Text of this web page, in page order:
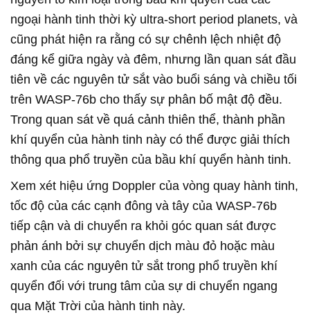
ngoại hành tinh thời kỳ ultra-short period planets, và
cũng phát hiện ra rằng có sự chênh lệch nhiệt độ
đáng kể giữa ngày và đêm, nhưng lần quan sát đầu
tiên về các nguyên tử sắt vào buổi sáng và chiều tối
trên WASP-76b cho thấy sự phân bố mật độ đều.
Trong quan sát về quá cảnh thiên thể, thành phần
khí quyển của hành tinh này có thể được giải thích
thông qua phổ truyền của bầu khí quyển hành tinh.
Xem xét hiệu ứng Doppler của vòng quay hành tinh,
tốc độ của các cạnh đông và tây của WASP-76b
tiếp cận và di chuyển ra khỏi góc quan sát được
phản ánh bởi sự chuyển dịch màu đỏ hoặc màu
xanh của các nguyên tử sắt trong phổ truyền khí
quyển đối với trung tâm của sự di chuyển ngang
qua Mặt Trời của hành tinh này.